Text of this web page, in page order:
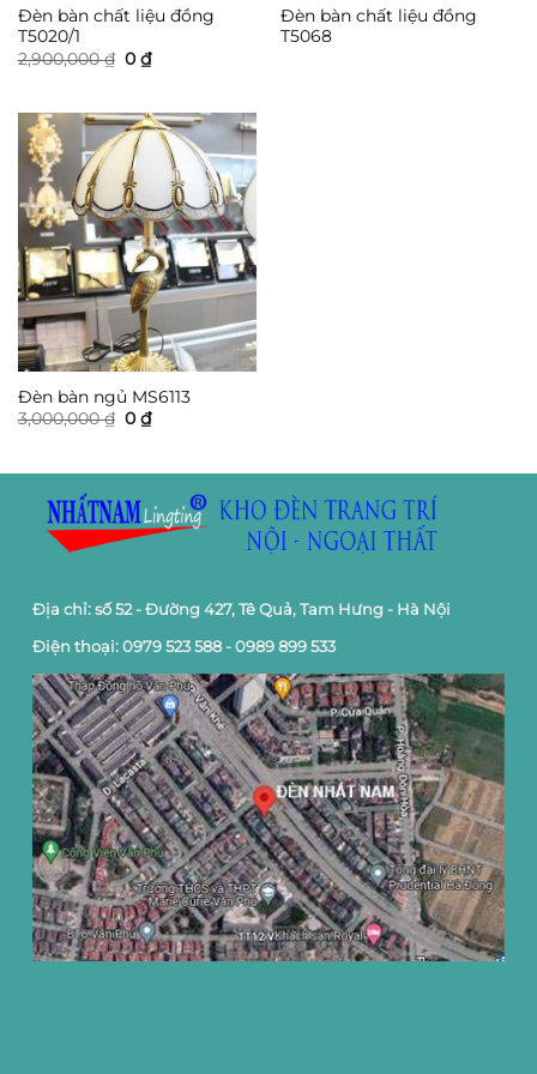
Đèn bàn chất liệu đồng
T5020/1
2,900,000₫ Giá
gốc
0 ₫Giá
hiện
0 ₫.
Đèn bàn chất liệu đồng
T5068
Đèn bàn ngủ MS6113
3,000,000₫ Giá
gốc
0 ₫Giá
hiện
0 ₫.
Địa chỉ: số 52 - Đường 427, Tê Quả, Tam Hưng - Hà Nội
Điện thoại: 0979 523 588 - 0989 899 533